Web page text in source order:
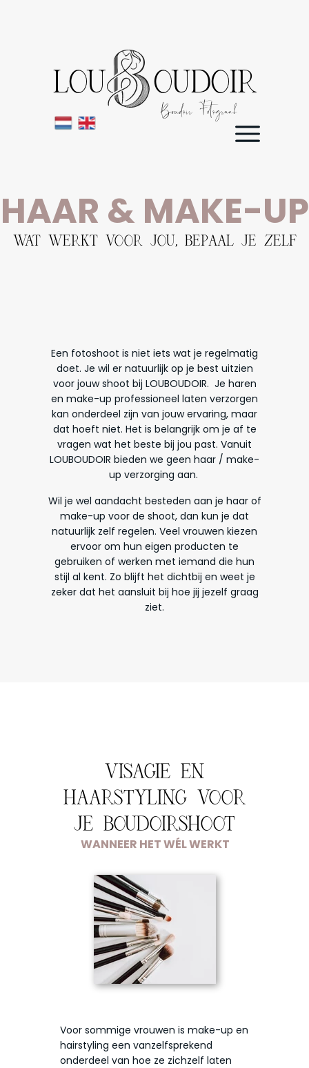
LOU OUDOIR
Boudoir Fotograaf
Een fotoshoot is niet iets wat je regelmatig
doet. Je wil er natuurlijk op je best uitzien
voor jouw shoot bij LOUBOUDOIR. Je haren
en make-up professioneel laten verzorgen
kan onderdeel zijn van jouw ervaring, maar
dat hoeft niet. Het is belangrijk om je af te
vragen wat het beste bij jou past. Vanuit
LOUBOUDOIR bieden we geen haar / make-
up verzorging aan.
Wil je wel aandacht besteden aan je haar of
make-up voor de shoot, dan kun je dat
natuurlijk zelf regelen. Veel vrouwen kiezen
ervoor om hun eigen producten te
gebruiken of werken met iemand die hun
stijl al kent. Zo blijft het dichtbij en weet je
zeker dat het aansluit bij hoe jij jezelf graag
ziet.
HAAR & MAKE-UP
WAT WERKT VOOR JOU, BEPAAL JE ZELF
VISAGIE EN
HAARSTYLING VOOR
JE BOUDOIRSHOOT
WANNEER HET WÉL WERKT
Voor sommige vrouwen is make-up en
hairstyling een vanzelfsprekend
onderdeel van hoe ze zichzelf laten